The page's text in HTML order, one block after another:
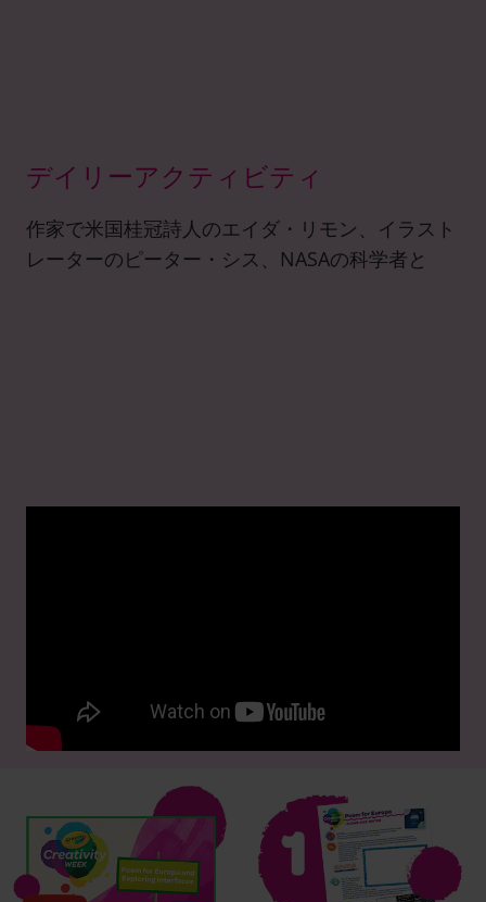
デイリーアクティビティ
作家で米国桂冠詩人のエイダ・リモン、イラスト
レーターのピーター・シス、NASAの科学者と